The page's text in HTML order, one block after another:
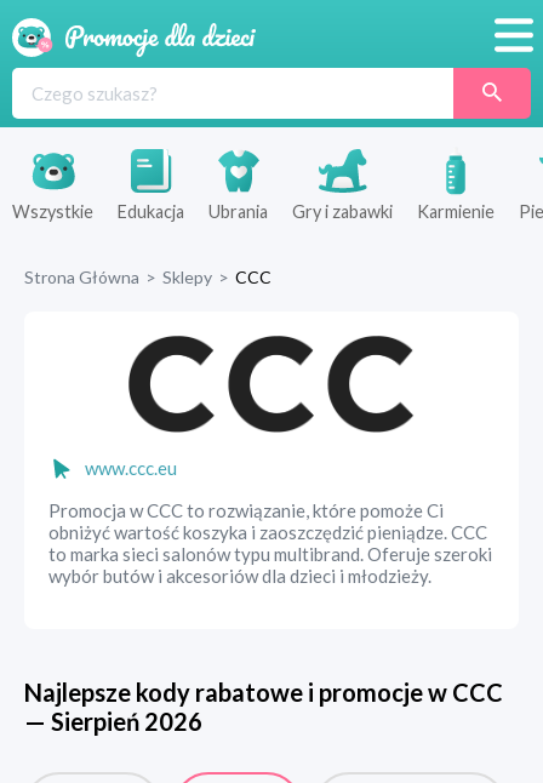
Produkty
Sklepy
Wszystkie Edukacja Ubrania Gry i zabawki Karmienie
Strona Główna > Sklepy > CCC
www.ccc.eu
Promocja w CCC to rozwiązanie, które pomoże Ci
obniżyć wartość koszyka i zaoszczędzić pieniądze. CCC
to marka sieci salonów typu multibrand. Oferuje szeroki
wybór butów i akcesoriów dla dzieci i młodzieży.
Najlepsze kody rabatowe i promocje w CCC
— Sierpień 2026